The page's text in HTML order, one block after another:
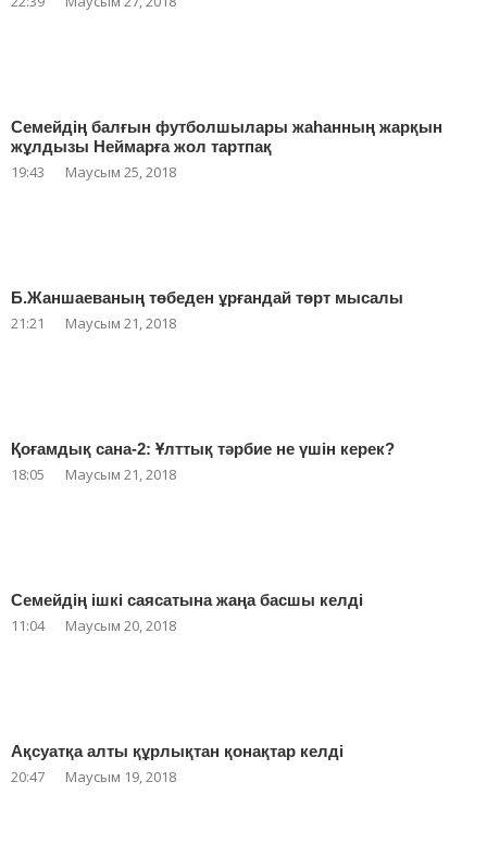
Семейдің балғын футболшылары жаһанның жарқын
жұлдызы Неймарға жол тартпақ
19:43 Маусым 25, 2018
Б.Жаншаеваның төбеден ұрғандай төрт мысалы
21:21 Маусым 21, 2018
Қоғамдық сана-2: Ұлттық тәрбие не үшін керек?
18:05 Маусым 21, 2018
Семейдің ішкі саясатына жаңа басшы келді
11:04 Маусым 20, 2018
Ақсуатқа алты құрлықтан қонақтар келді
20:47 Маусым 19, 2018